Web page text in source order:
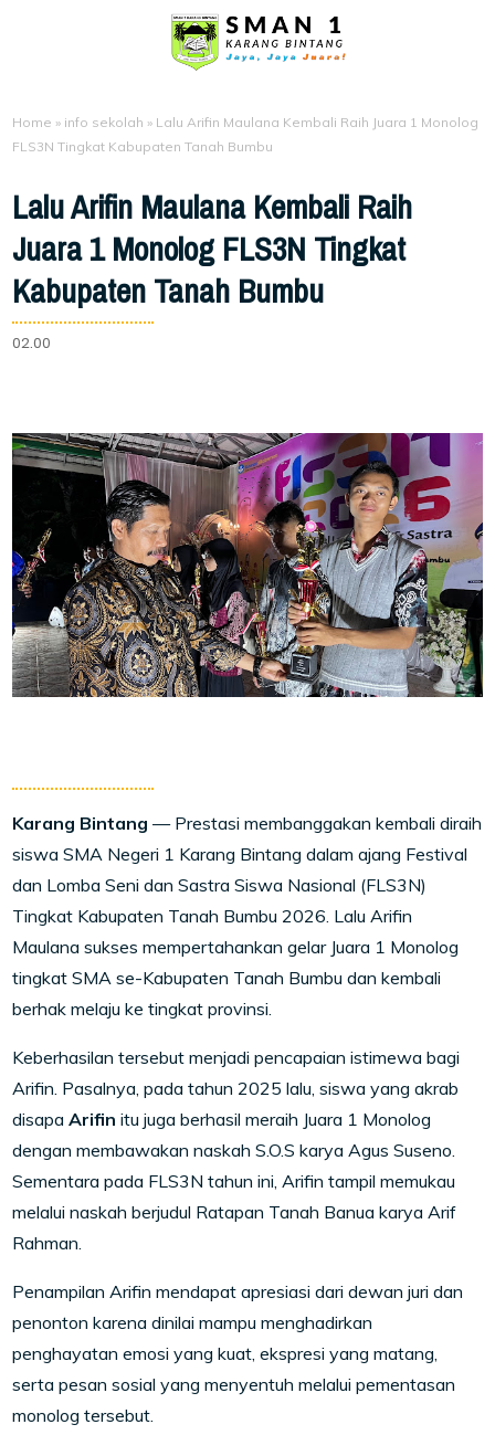
Home » info sekolah » Lalu Arifin Maulana Kembali Raih Juara 1 Monolog
FLS3N Tingkat Kabupaten Tanah Bumbu
Lalu Arifin Maulana Kembali Raih
Juara 1 Monolog FLS3N Tingkat
Kabupaten Tanah Bumbu
02.00
Karang Bintang — Prestasi membanggakan kembali diraih
siswa SMA Negeri 1 Karang Bintang dalam ajang Festival
dan Lomba Seni dan Sastra Siswa Nasional (FLS3N)
Tingkat Kabupaten Tanah Bumbu 2026. Lalu Arifin
Maulana sukses mempertahankan gelar Juara 1 Monolog
tingkat SMA se-Kabupaten Tanah Bumbu dan kembali
berhak melaju ke tingkat provinsi.
Keberhasilan tersebut menjadi pencapaian istimewa bagi
Arifin. Pasalnya, pada tahun 2025 lalu, siswa yang akrab
disapaArifin itu juga berhasil meraih Juara 1 Monolog
dengan membawakan naskahS.O.S karya Agus Suseno.
Sementara pada FLS3N tahun ini, Arifin tampil memukau
melalui naskah berjudul Ratapan Tanah Banua karya Arif
Rahman.
Penampilan Arifin mendapat apresiasi dari dewan juri dan
penonton karena dinilai mampu menghadirkan
penghayatan emosi yang kuat, ekspresi yang matang,
serta pesan sosial yang menyentuh melalui pementasan
monolog tersebut.